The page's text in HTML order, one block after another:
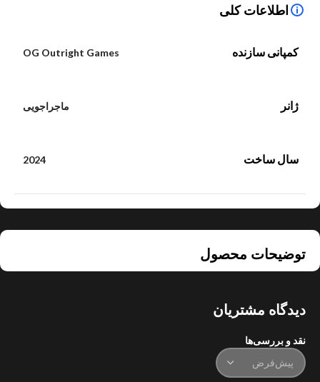
توضیحات محصول
اطلاعات کلی
کمپانی سازنده OG Outright Games
ژانر ماجراجویی
سال ساخت 2024
دیدگاه مشتریان
نقد و بررسی‌ها